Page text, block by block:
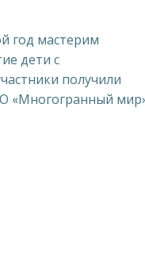
год мастерим
дети с
получили
«Многогранный